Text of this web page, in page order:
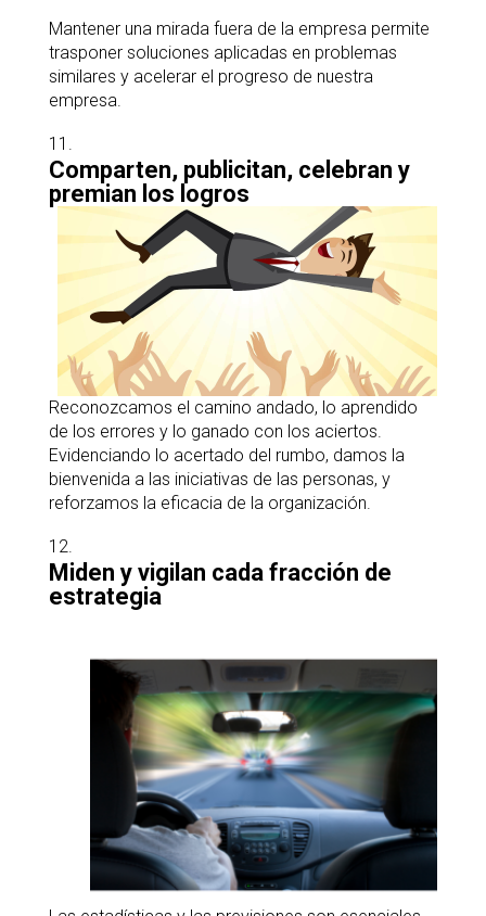
Mantener una mirada fuera de la empresa permite
trasponer soluciones aplicadas en problemas
similares y acelerar el progreso de nuestra
empresa.
Comparten, publicitan, celebran y
premian los logros
Reconozcamos el camino andado, lo aprendido
de los errores y lo ganado con los aciertos.
Evidenciando lo acertado del rumbo, damos la
bienvenida a las iniciativas de las personas, y
reforzamos la eficacia de la organización.
Miden y vigilan cada fracción de
estrategia